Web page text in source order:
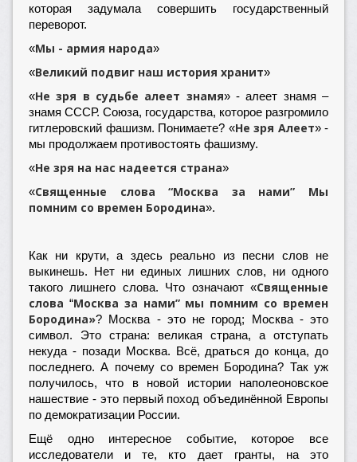
которая задумала совершить государственный
переворот.
«Мы - армия народа»
«Великий подвиг наш история хранит»
«Не зря в судьбе алеет знамя» - алеет знамя –
знамя СССР. Союза, государства, которое разгромило
гитлеровский фашизм. Понимаете? «Не зря Алеет» -
мы продолжаем противостоять фашизму.
«Не зря на нас надеется страна»
«Священные слова “Москва за нами”
Мы
помним со времен Бородина».
Как ни крути, а здесь реально из песни слов не
выкинешь. Нет ни единых лишних слов, ни одного
такого лишнего слова. Что означают «Священные
слова “Москва за нами” мы помним со времен
Бородина»?
Москва - это не город; Москва - это
символ. Это страна: великая страна, а отступать
некуда - позади Москва. Всё, драться до конца, до
последнего. А почему со времен Бородина? Так уж
получилось, что в новой истории наполеоновское
нашествие - это первый поход объединённой Европы
по демократизации России.
Ещё одно интересное событие, которое все
исследователи и те, кто дает гранты, на это